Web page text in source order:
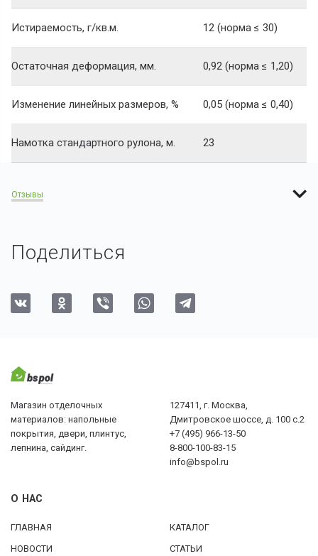
Истираемость, г/кв.м. 12 (норма ≤ 30)
Остаточная деформация, мм. 0,92 (норма ≤ 1,20)
Изменение линейных размеров, % 0,05 (норма ≤ 0,40)
Намотка стандартного рулона, м. 23
Отзывы
Поделиться
Магазин отделочных
материалов: напольные
покрытия, двери, плинтус,
лепнина, сайдинг.
127411, г. Москва,
Дмитровское шоссе, д. 100 с.2
+7 (495) 966-13-50
8-800-100-83-15
info@bspol.ru
О НАС
ГЛАВНАЯ
КАТАЛОГ
НОВОСТИ
СТАТЬИ